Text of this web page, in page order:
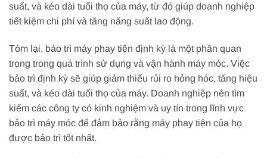
suất, và kéo dài tuổi thọ của máy, từ đó giúp doanh nghiệp
tiết kiệm chi phí và tăng năng suất lao động.
Tóm lại, bảo trì máy phay tiện định kỳ là một phần quan
trọng trong quá trình sử dụng và vận hành máy móc. Việc
bảo trì định kỳ sẽ giúp giảm thiểu rủi ro hỏng hóc, tăng hiệu
suất, và kéo dài tuổi thọ của máy. Doanh nghiệp nên tìm
kiếm các công ty có kinh nghiệm và uy tín trong lĩnh vực
bảo trì máy móc để đảm bảo rằng máy phay tiện của họ
được bảo trì tốt nhất.